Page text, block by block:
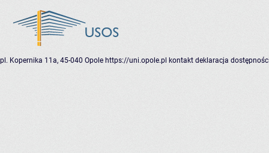
pl. Kopernika 11a, 45-040 Opole https://uni.opole.pl kontakt deklaracja